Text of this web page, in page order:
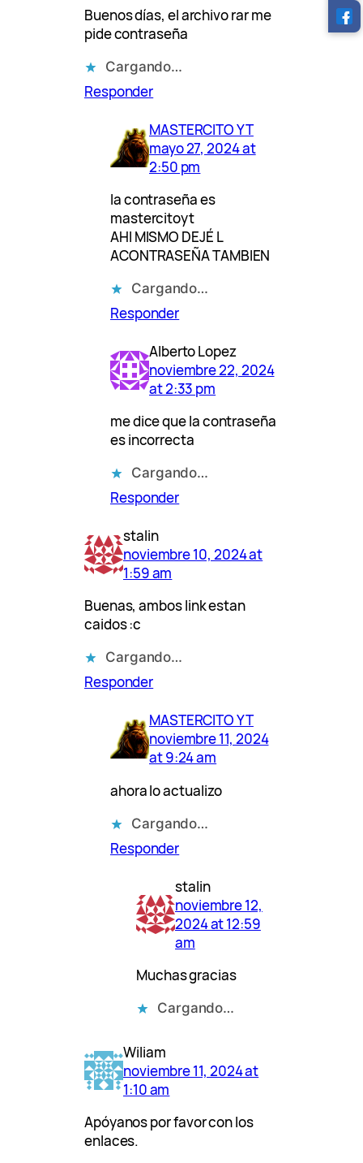
Buenos días, el archivo rar me
pide contraseña
Cargando…
Responder
MASTERCITO YT
mayo 27, 2024 at
2:50 pm
la contraseña es
mastercitoyt
AHI MISMO DEJÉ L
ACONTRASEÑA TAMBIEN
Cargando…
Responder
Alberto Lopez
noviembre 22, 2024
at 2:33 pm
me dice que la contraseña
es incorrecta
Cargando…
Responder
stalin
noviembre 10, 2024 at
1:59 am
Buenas, ambos link estan
caidos :c
Cargando…
Responder
MASTERCITO YT
noviembre 11, 2024
at 9:24 am
ahora lo actualizo
Cargando…
Responder
stalin
noviembre 12,
2024 at 12:59
am
Muchas gracias
Cargando…
Wiliam
noviembre 11, 2024 at
1:10 am
Apóyanos por favor con los
enlaces.